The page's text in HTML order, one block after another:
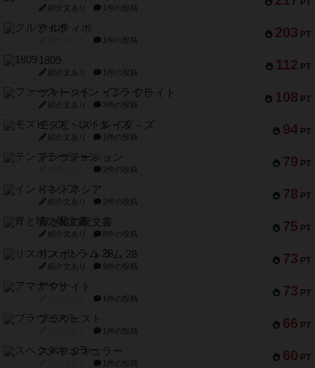
紹介文あり 1件の投稿
203 PT
クルティボ
1件の投稿
112 PT
1809
紹介文あり 1件の投稿
108 PT
ファースト・イン・フライト
紹介文あり 3件の投稿
94 PT
モズビ－ズ・レイダ－ズ
紹介文あり 1件の投稿
79 PT
テンプテーション
2件の投稿
78 PT
インドネシア
紹介文あり 2件の投稿
75 PT
宵と暁の呪文書
紹介文あり 8件の投稿
73 PT
リスボン・トラム 28
紹介文あり 9件の投稿
73 PT
アマナイト
1件の投稿
66 PT
ブラヴェスト
1件の投稿
60 PT
スペクタキュラー
1件の投稿